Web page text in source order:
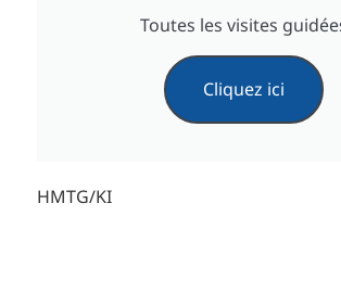
Toutes les visites
Cliquez ici
HMTG/KI